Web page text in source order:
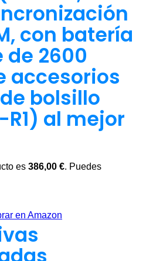
con batería
2600
accesorios
bolsillo
R1) al mejor
es 386,00 €. Puedes